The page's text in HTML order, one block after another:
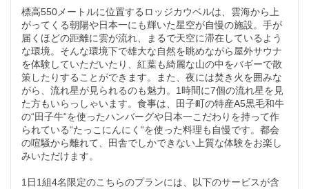
標高550メートルに位置するロッジカウベルは、雲海から上
がってくる朝陽や日本一にも輝いた星空が自慢の施設。手が
届くほどの距離に雲が流れ、まるで天空に滞在しているよう
な環境。そんな環境下で雄大な自然を眺めながら屋外サウナ
を体験していただいたり、紅葉も綺麗な山の中をバギーで散
策したりすることができます。また、夜には焚き火を囲みな
がら、流れ星が見られるのも魅力。1時間に7個の流れ星を見
た方もいらっしゃいます。食事は、田子町の特産A5黒毛和牛
の“田子牛“を使ったハンバーグや日本一こだわりを持って作
られている“たっこにんにく“を使った料理も自慢です。都会
の喧騒から離れて、田舎でしかできない上質な体験をお楽し
みいただけます。
1日1組4名限定のこちらのプランには、以下のサービスが含